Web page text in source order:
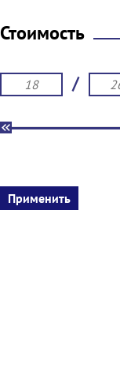
Стоимость
/